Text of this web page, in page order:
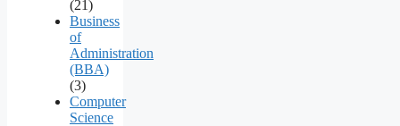
(21)
Business
of
Administration
(BBA)
(3)
Computer
Science